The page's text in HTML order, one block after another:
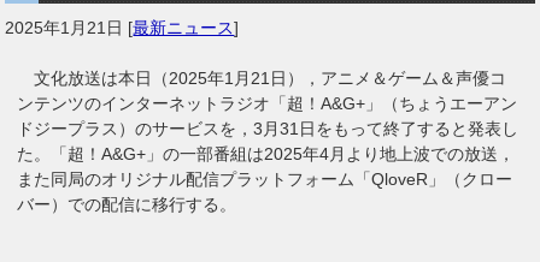
2025年1月21日 [最新ニュース]
文化放送は本日（2025年1月21日），アニメ＆ゲーム＆声優コ
ンテンツのインターネットラジオ「超！A&G+」（ちょうエーアン
ドジープラス）のサービスを，3月31日をもって終了すると発表し
た。「超！A&G+」の一部番組は2025年4月より地上波での放送，
また同局のオリジナル配信プラットフォーム「QloveR」（クロー
バー）での配信に移行する。